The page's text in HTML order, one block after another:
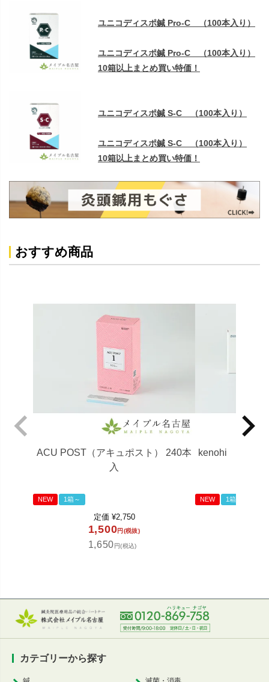
ユニコディスポ鍼 Pro-C （100本入り）
ユニコディスポ鍼 Pro-C （100本入り）
10箱以上まとめ買い特価！
ユニコディスポ鍼 S-C （100本入り）
ユニコディスポ鍼 S-C （100本入り）
10箱以上まとめ買い特価！
おすすめ商品
ACU POST（アキュポスト） 240本
入
NEW 1箱～
定価 ¥2,750
1,500円(税抜)
1,650円(税込)
kenohi (ケノ
NEW 1箱～
カテゴリーから探す